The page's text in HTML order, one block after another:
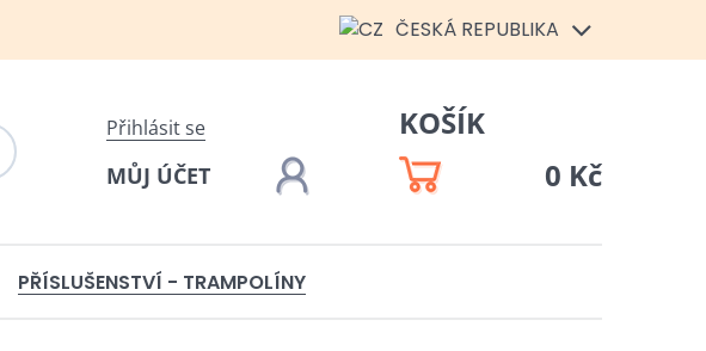
ČESKÁ REPUBLIKA
Přihlásit se
MŮJ ÚČET
KOŠÍK
0 Kč
PŘÍSLUŠENSTVÍ - TRAMPOLÍNY